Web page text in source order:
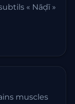
« Nāḍī »
muscles